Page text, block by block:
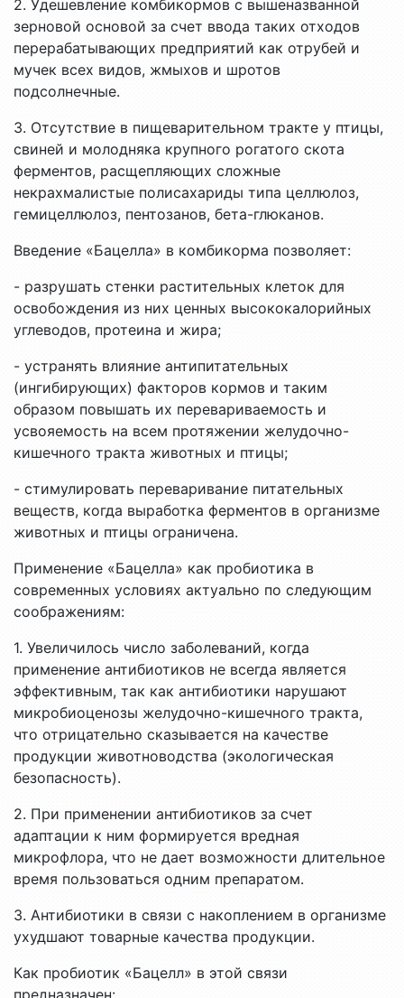
2. Удешевление комбикормов с вышеназванной
зерновой основой за счет ввода таких отходов
перерабатывающих предприятий как отрубей и
мучек всех видов, жмыхов и шротов
подсолнечные.
3. Отсутствие в пищеварительном тракте у птицы,
свиней и молодняка крупного рогатого скота
ферментов, расщепляющих сложные
некрахмалистые полисахариды типа целлюлоз,
гемицеллюлоз, пентозанов, бета-глюканов.
Введение «Бацелла» в комбикорма позволяет:
- разрушать стенки растительных клеток для
освобождения из них ценных высококалорийных
углеводов, протеина и жира;
- устранять влияние антипитательных
(ингибирующих) факторов кормов и таким
образом повышать их перевариваемость и
усвояемость на всем протяжении желудочно-
кишечного тракта животных и птицы;
- стимулировать переваривание питательных
веществ, когда выработка ферментов в организме
животных и птицы ограничена.
Применение «Бацелла» как пробиотика в
современных условиях актуально по следующим
соображениям:
1. Увеличилось число заболеваний, когда
применение антибиотиков не всегда является
эффективным, так как антибиотики нарушают
микробиоценозы желудочно-кишечного тракта,
что отрицательно сказывается на качестве
продукции животноводства (экологическая
безопасность).
2. При применении антибиотиков за счет
адаптации к ним формируется вредная
микрофлора, что не дает возможности длительное
время пользоваться одним препаратом.
3. Антибиотики в связи с накоплением в организме
ухудшают товарные качества продукции.
Как пробиотик «Бацелл» в этой связи
предназначен: